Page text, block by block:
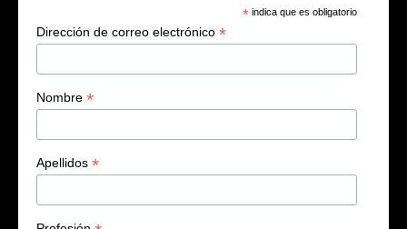
* indica que es obligatorio
Dirección de correo electrónico *
Nombre *
Apellidos *